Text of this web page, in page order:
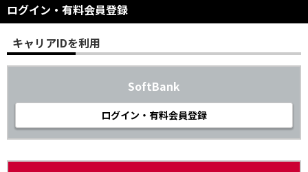
ログイン・有料会員登録
キャリアIDを利用
SoftBank
ログイン・有料会員登録